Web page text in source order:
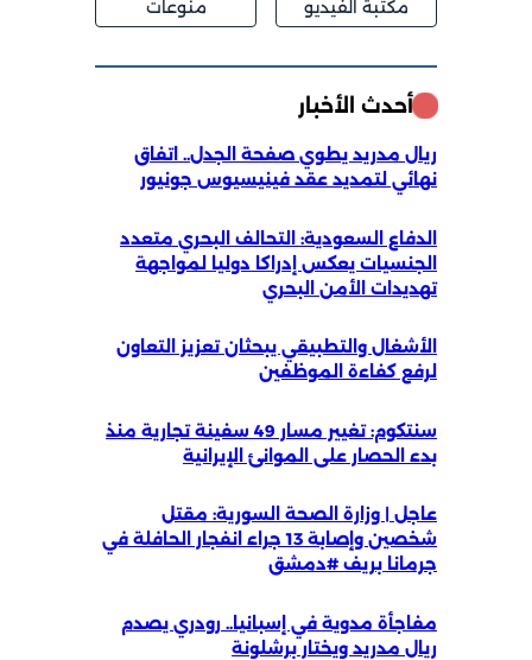
مكتبة الفيديو منوعات
أحدث الأخبار
ريال مدريد يطوي صفحة الجدل.. اتفاق
نهائي لتمديد عقد فينيسيوس جونيور
الدفاع السعودية: التحالف البحري متعدد
الجنسيات يعكس إدراكا دوليا لمواجهة
تهديدات الأمن البحري
الأشغال والتطبيقي يبحثان تعزيز التعاون
لرفع كفاءة الموظفين
سنتكوم: تغيير مسار 49 سفينة تجارية منذ
بدء الحصار على الموانئ الإيرانية
عاجل | وزارة الصحة السورية: مقتل
شخصين وإصابة 13 جراء انفجار الحافلة في
جرمانا بريف #دمشق
مفاجأة مدوية في إسبانيا.. رودري يصدم
ريال مدريد ويختار برشلونة